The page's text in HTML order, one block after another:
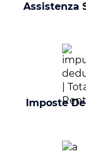
Assistenza
Imposte